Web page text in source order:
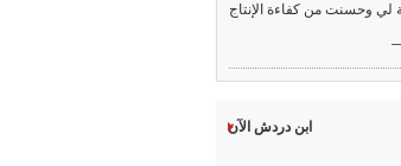
ابن دردش الآن